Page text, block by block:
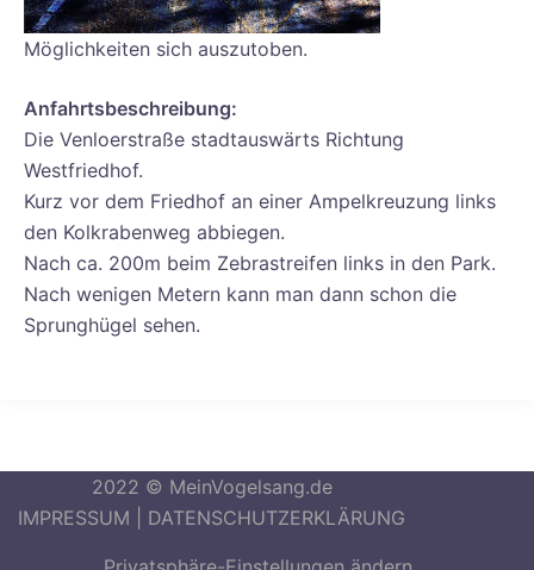
Möglichkeiten sich auszutoben.
Anfahrtsbeschreibung:
Die Venloerstraße stadtauswärts Richtung
Westfriedhof.
Kurz vor dem Friedhof an einer Ampelkreuzung links
den Kolkrabenweg abbiegen.
Nach ca. 200m beim Zebrastreifen links in den Park.
Nach wenigen Metern kann man dann schon die
Sprunghügel sehen.
2022 © MeinVogelsang.de
IMPRESSUM
DATENSCHUTZERKLÄRUNG